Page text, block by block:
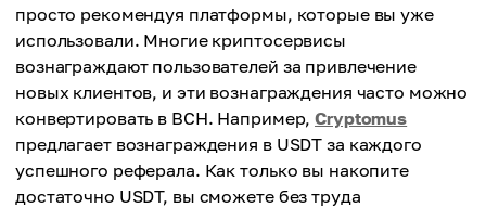
просто рекомендуя платформы, которые вы уже
использовали. Многие криптосервисы
вознаграждают пользователей за привлечение
новых клиентов, и эти вознаграждения часто можно
конвертировать в BCH. Например,Cryptomus
предлагает вознаграждения в USDT за каждого
успешного реферала. Как только вы накопите
достаточно USDT, вы сможете без труда